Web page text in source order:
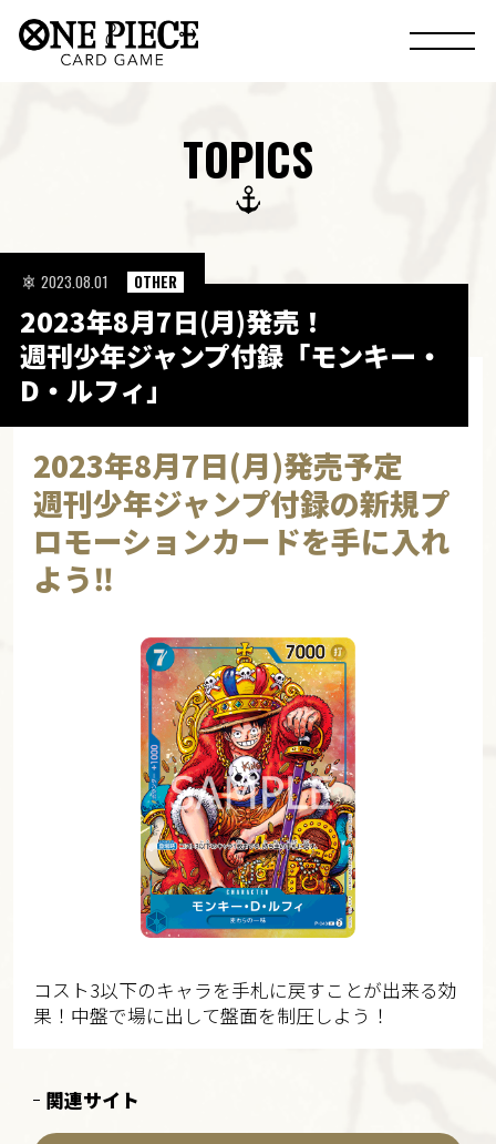
TOPICS
2023年8月7日(月)発売！
週刊少年ジャンプ付録「モンキー・
D・ルフィ」
2023.08.01 OTHER
2023年8月7日(月)発売予定
週刊少年ジャンプ付録の新規プ
ロモーションカードを手に入れ
よう‼
コスト3以下のキャラを手札に戻すことが出来る効
果！中盤で場に出して盤面を制圧しよう！
関連サイト